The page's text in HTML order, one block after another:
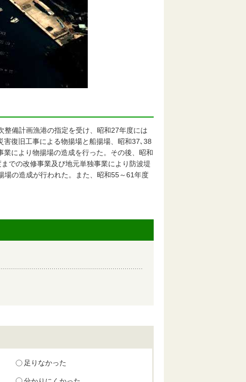
備計画漁港の指定を受け、昭和27年度には
復旧工事による物揚場と船揚場、昭和37､38
により物揚場の造成を行った。その後、昭和
での改修事業及び地元単独事業により防波堤
の造成が行われた。また、昭和55～61年度
足りなかった